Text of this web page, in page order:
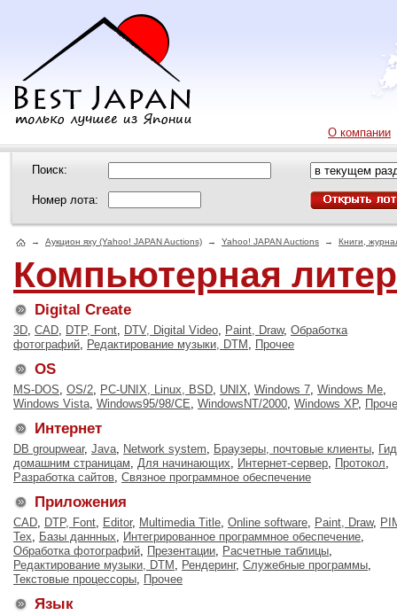
О компании
Поиск:
Номер лота:
→ Аукцион яху (Yahoo! JAPAN Auctions) → Yahoo! JAPAN Auctions → Книги,
Компьютерная
Digital Create
3D, CAD, DTP, Font, DTV, Digital Video, Paint, Draw, Обработка
фотографий, Редактирование музыки, DTM , Прочее
OS
MS-DOS, OS/2, PC-UNIX, Linux, BSD, UNIX, Windows 7, Windows Me,
Windows Vista, Windows95/98/CE, WindowsNT/2000, Windows XP,
Интернет
DB groupwear, Java, Network system, Браузеры, почтовые клиенты,
домашним страницам, Для начинающих, Интернет-сервер, Протокол,
Разработка сайтов, Связное программное обеспечение
Приложения
CAD, DTP, Font, Editor, Multimedia Title, Оnline software, Paint, Draw,
Tex, Базы даннных, Интегрированное программное обеспечение,
Обработка фотографий, Презентации, Расчетные таблицы,
Редактирование музыки, DTM , Рендеринг, Служебные программы,
Текстовые процессоры, Прочее
Язык